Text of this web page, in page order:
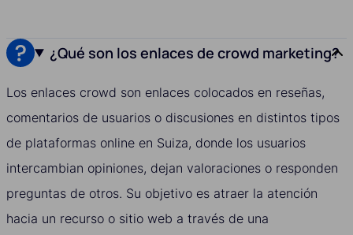
¿Qué son los enlaces de crowd marketing?
Los enlaces crowd son enlaces colocados en reseñas,
comentarios de usuarios o discusiones en distintos tipos
de plataformas online en Suiza, donde los usuarios
intercambian opiniones, dejan valoraciones o responden
preguntas de otros. Su objetivo es atraer la atención
hacia un recurso o sitio web a través de una